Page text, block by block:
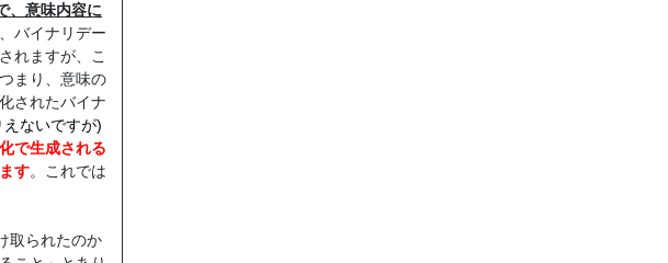
、意味内容に
バイナリデー
れますが、こ
まり、意味の
されたバイナ
ないですが)
で生成される
す。これでは
取られたのか